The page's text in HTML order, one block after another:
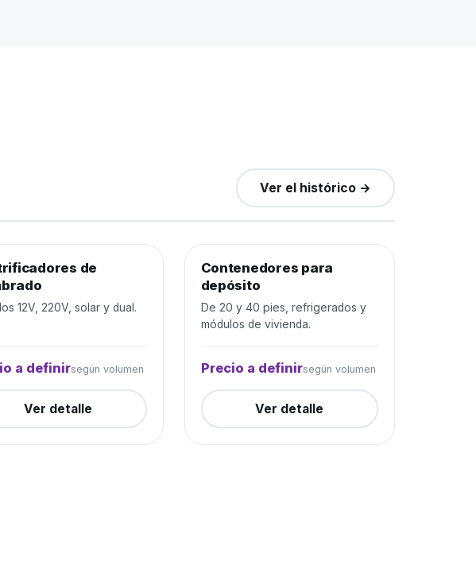
Ver el histórico →
y cercos de
12V, 220V, solar y dual.
a definirsegún volumen
Ver detalle
Depósito y construcción
Contenedores para
depósito
De 20 y 40 pies, refrigerados y
módulos de vivienda.
Precio a definirsegún volumen
Ver detalle